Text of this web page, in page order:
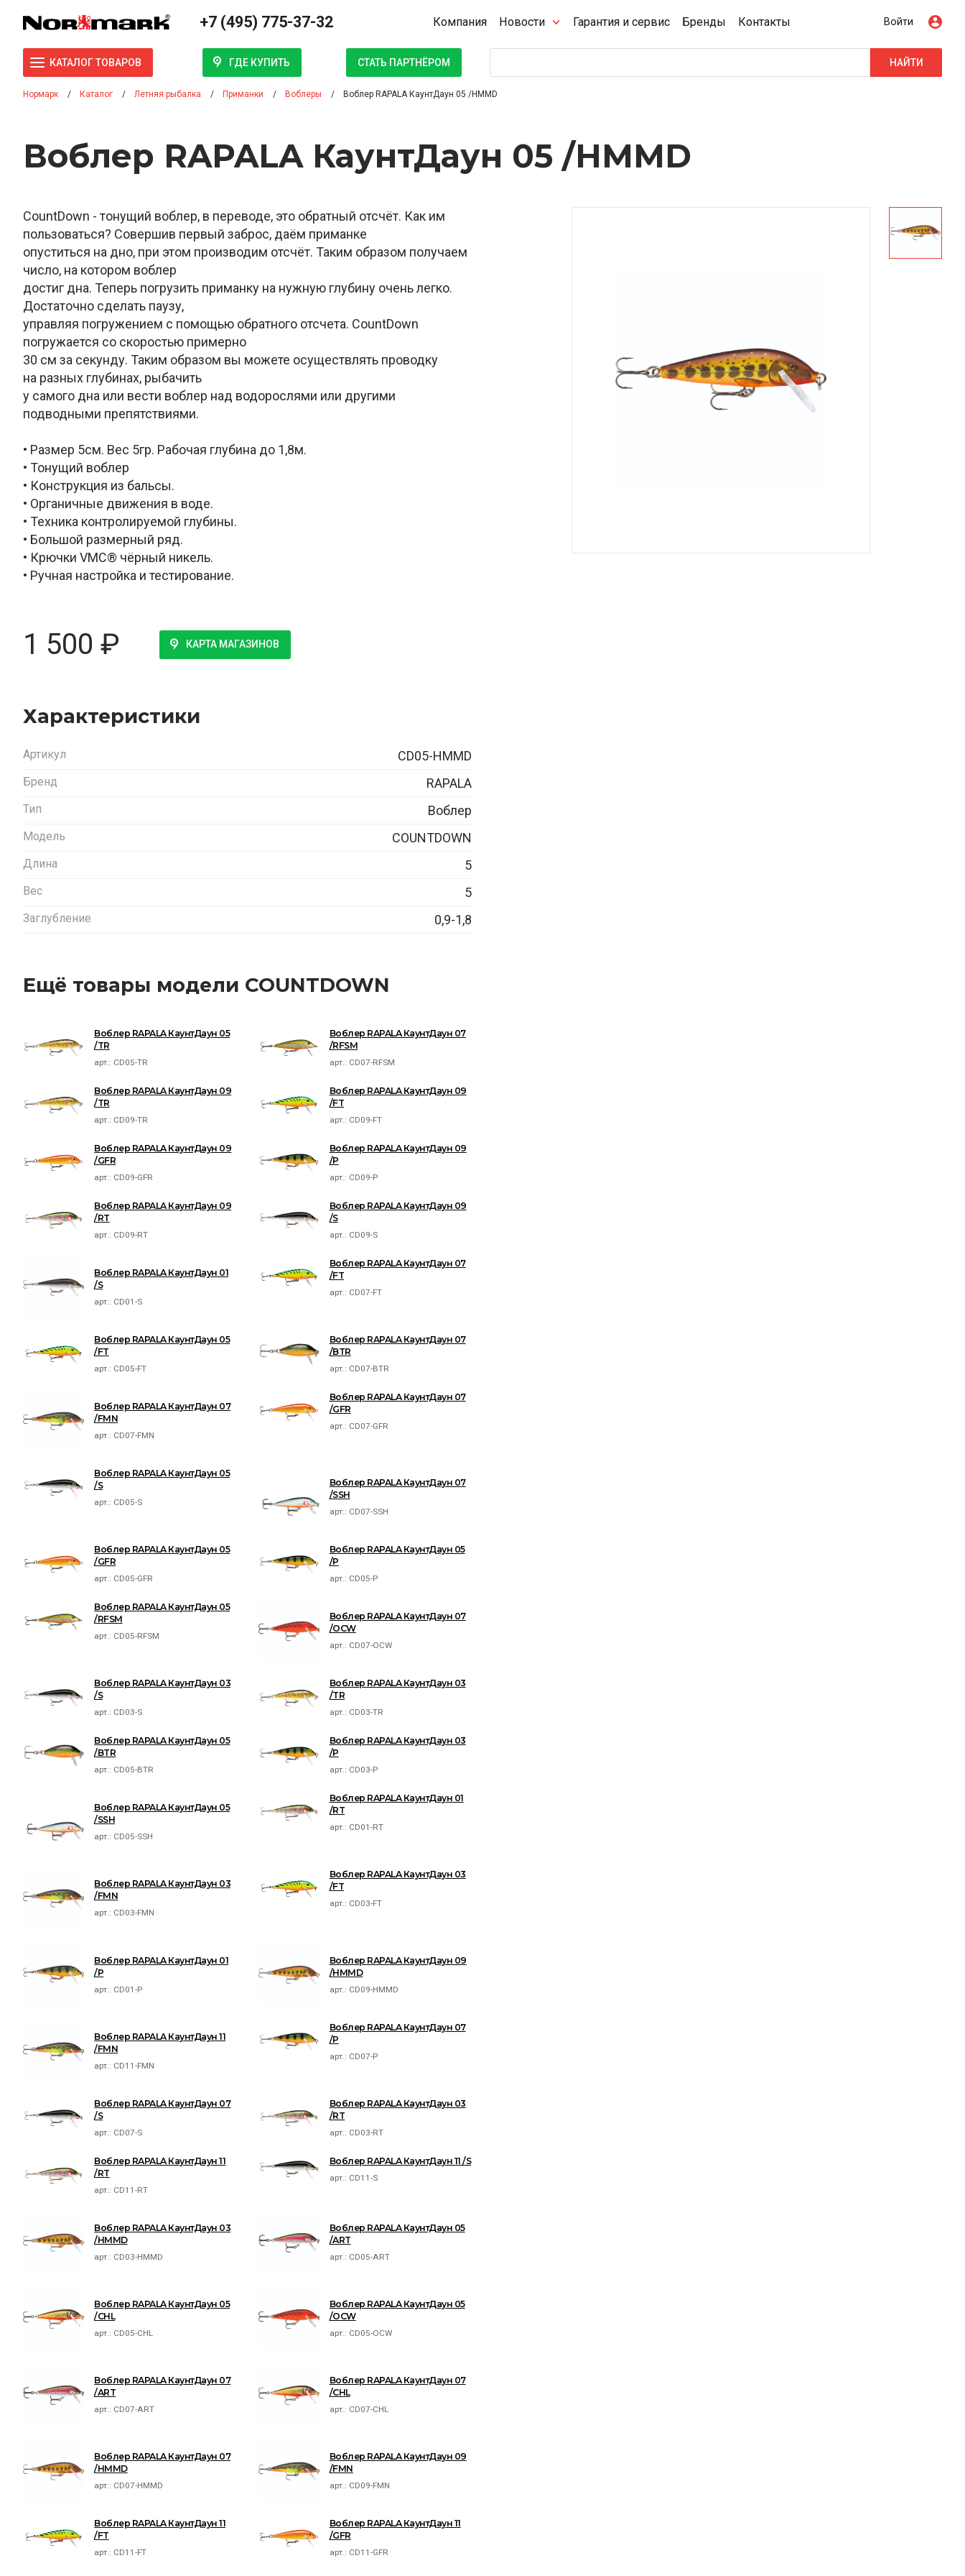
+7 (495) 775-37-32 Компания Новости Гарантия и сервис Бренды Контакты Войти
КАТАЛОГ ТОВАРОВ ГДЕ КУПИТЬ СТАТЬ ПАРТНЁРОМ НАЙТИ
Нормарк Каталог Летняя рыбалка Приманки Воблеры Воблер RAPALA КаунтДаун 05 /HMMD
Воблер RAPALA КаунтДаун 05 /HMMD
CountDown - тонущий воблер, в переводе, это обратный отсчёт. Как им
пользоваться? Совершив первый заброс, даём приманке
опуститься на дно, при этом производим отсчёт. Таким образом получаем
число, на котором воблер
достиг дна. Теперь погрузить приманку на нужную глубину очень легко.
Достаточно сделать паузу,
управляя погружением с помощью обратного отсчета. CountDown
погружается со скоростью примерно
30 см за секунду. Таким образом вы можете осуществлять проводку
на разных глубинах, рыбачить
у самого дна или вести воблер над водорослями или другими
подводными препятствиями.
• Размер 5см. Вес 5гр. Рабочая глубина до 1,8м.
• Тонущий воблер
• Конструкция из бальсы.
• Органичные движения в воде.
• Техника контролируемой глубины.
• Большой размерный ряд.
• Крючки VMC® чёрный никель.
• Ручная настройка и тестирование.
1 500 ₽ КАРТА МАГАЗИНОВ
Характеристики
Артикул CD05-HMMD
Бренд RAPALA
Тип Воблер
Модель COUNTDOWN
Длина 5
Вес 5
Заглубление 0,9-1,8
Ещё товары модели COUNTDOWN
Воблер RAPALA КаунтДаун 05
/TR
арт.: CD05-TR
Воблер RAPALA КаунтДаун 07
/RFSM
арт.: CD07-RFSM
Воблер RAPALA КаунтДаун 09
/TR
арт.: CD09-TR
Воблер RAPALA КаунтДаун 09
/FT
арт.: CD09-FT
Воблер RAPALA КаунтДаун 09
/GFR
арт.: CD09-GFR
Воблер RAPALA КаунтДаун 09
/P
арт.: CD09-P
Воблер RAPALA КаунтДаун 09
/RT
арт.: CD09-RT
Воблер RAPALA КаунтДаун 09
/S
арт.: CD09-S
Воблер RAPALA КаунтДаун 01
/S
арт.: CD01-S
Воблер RAPALA КаунтДаун 07
/FT
арт.: CD07-FT
Воблер RAPALA КаунтДаун 05
/FT
арт.: CD05-FT
Воблер RAPALA КаунтДаун 07
/BTR
арт.: CD07-BTR
Воблер RAPALA КаунтДаун 07
/FMN
арт.: CD07-FMN
Воблер RAPALA КаунтДаун 07
/GFR
арт.: CD07-GFR
Воблер RAPALA КаунтДаун 05
/S
арт.: CD05-S
Воблер RAPALA КаунтДаун 07
/SSH
арт.: CD07-SSH
Воблер RAPALA КаунтДаун 05
/GFR
арт.: CD05-GFR
Воблер RAPALA КаунтДаун 05
/P
арт.: CD05-P
Воблер RAPALA КаунтДаун 05
/RFSM
арт.: CD05-RFSM
Воблер RAPALA КаунтДаун 07
/OCW
арт.: CD07-OCW
Воблер RAPALA КаунтДаун 03
/S
арт.: CD03-S
Воблер RAPALA КаунтДаун 03
/TR
арт.: CD03-TR
Воблер RAPALA КаунтДаун 05
/BTR
арт.: CD05-BTR
Воблер RAPALA КаунтДаун 03
/P
арт.: CD03-P
Воблер RAPALA КаунтДаун 05
/SSH
арт.: CD05-SSH
Воблер RAPALA КаунтДаун 01
/RT
арт.: CD01-RT
Воблер RAPALA КаунтДаун 03
/FMN
арт.: CD03-FMN
Воблер RAPALA КаунтДаун 03
/FT
арт.: CD03-FT
Воблер RAPALA КаунтДаун 01
/P
арт.: CD01-P
Воблер RAPALA КаунтДаун 09
/HMMD
арт.: CD09-HMMD
Воблер RAPALA КаунтДаун 11
/FMN
арт.: CD11-FMN
Воблер RAPALA КаунтДаун 07
/P
арт.: CD07-P
Воблер RAPALA КаунтДаун 07
/S
арт.: CD07-S
Воблер RAPALA КаунтДаун 03
/RT
арт.: CD03-RT
Воблер RAPALA КаунтДаун 11
/RT
арт.: CD11-RT
Воблер RAPALA КаунтДаун 11 /S
арт.: CD11-S
Воблер RAPALA КаунтДаун 03
/HMMD
арт.: CD03-HMMD
Воблер RAPALA КаунтДаун 05
/ART
арт.: CD05-ART
Воблер RAPALA КаунтДаун 05
/CHL
арт.: CD05-CHL
Воблер RAPALA КаунтДаун 05
/OCW
арт.: CD05-OCW
Воблер RAPALA КаунтДаун 07
/ART
арт.: CD07-ART
Воблер RAPALA КаунтДаун 07
/CHL
арт.: CD07-CHL
Воблер RAPALA КаунтДаун 07
/HMMD
арт.: CD07-HMMD
Воблер RAPALA КаунтДаун 09
/FMN
арт.: CD09-FMN
Воблер RAPALA КаунтДаун 11
/FT
арт.: CD11-FT
Воблер RAPALA КаунтДаун 11
/GFR
арт.: CD11-GFR